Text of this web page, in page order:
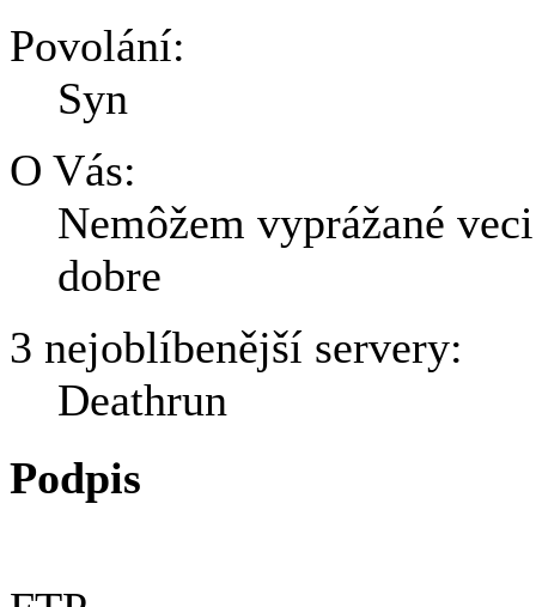
Povolání:
Syn
O Vás:
Nemôžem vyprážané
dobre
3 nejoblíbenější servery:
Deathrun
Podpis